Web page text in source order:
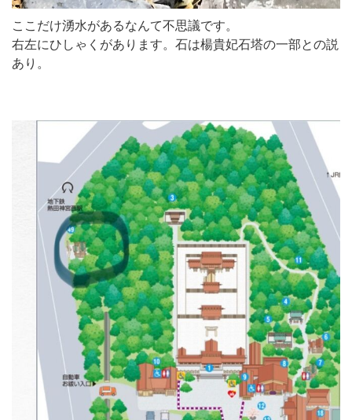
ここだけ湧水があるなんて不思議です。
右左にひしゃくがあります。石は楊貴妃石塔の一部との説
あり。